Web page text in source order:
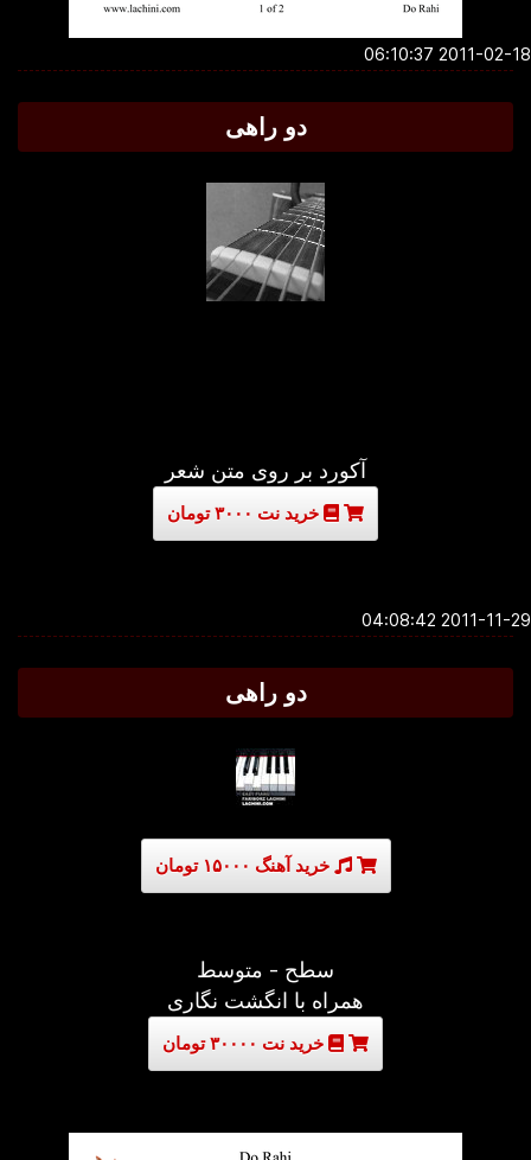
2011-02-18
دو راهی
آکورد بر روی متن شعر
خرید نت ۳۰۰۰ تومان
2011-11-29
دو راهی
خرید آهنگ ۱۵۰۰۰ تومان
سطح - متوسط
همراه با انگشت نگاری
خرید نت ۳۰۰۰۰ تومان